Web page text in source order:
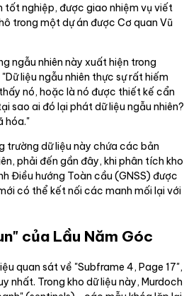
tốt nghiệp, được giao nhiệm vụ viết
trong một dự án được Cơ quan Vũ
ngẫu nhiên này xuất hiện trong
liệu ngẫu nhiên thực sự rất hiếm
nó, hoặc là nó được thiết kế cẩn
sao ai đó lại phát dữ liệu ngẫu nhiên?
hóa."
trường dữ liệu này chứa các bản
phải đến gần đây, khi phân tích kho
Điều hướng Toàn cầu (GNSS) được
có thể kết nối các manh mối lại với
của Lầu Năm Góc
quan sát về "Subframe 4, Page 17",
nhất. Trong kho dữ liệu này, Murdoch